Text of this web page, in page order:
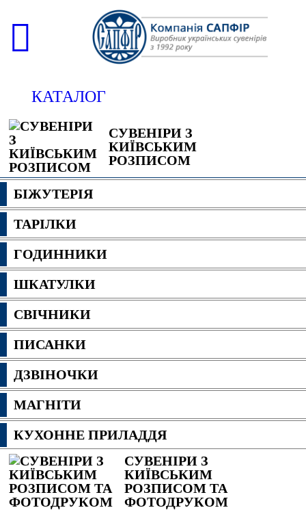
КАТАЛОГ
СУВЕНІРИ З
КИЇВСЬКИМ
РОЗПИСОМ
БІЖУТЕРІЯ
ТАРІЛКИ
ГОДИННИКИ
ШКАТУЛКИ
СВІЧНИКИ
ПИСАНКИ
ДЗВІНОЧКИ
МАГНІТИ
КУХОННЕ ПРИЛАДДЯ
СУВЕНІРИ З
КИЇВСЬКИМ
РОЗПИСОМ ТА
ФОТОДРУКОМ